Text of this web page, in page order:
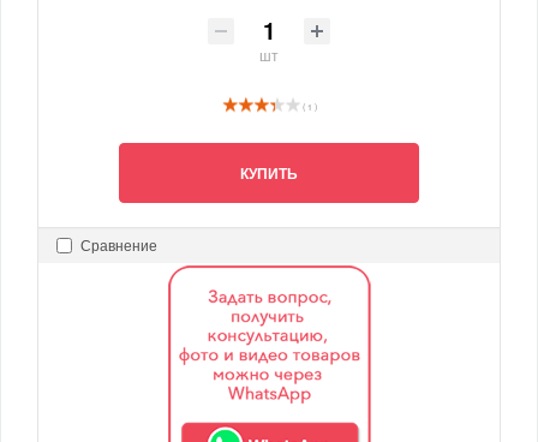
шт
( 1 )
КУПИТЬ
Сравнение